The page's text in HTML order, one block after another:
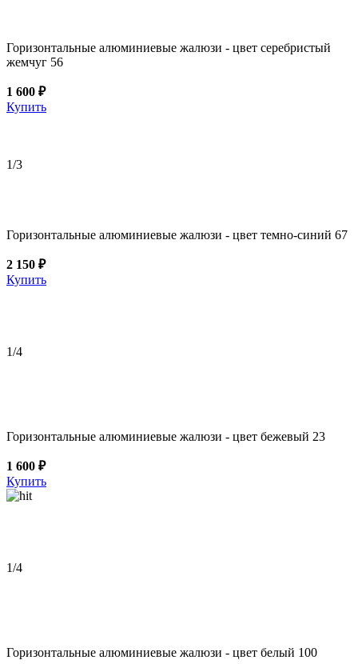
Горизонтальные алюминиевые жалюзи - цвет серебристый
жемчуг 56
1 600 ₽
Купить
1/3
Горизонтальные алюминиевые жалюзи - цвет темно-синий 67
2 150 ₽
Купить
1/4
Горизонтальные алюминиевые жалюзи - цвет бежевый 23
1 600 ₽
Купить
1/4
Горизонтальные алюминиевые жалюзи - цвет белый 100